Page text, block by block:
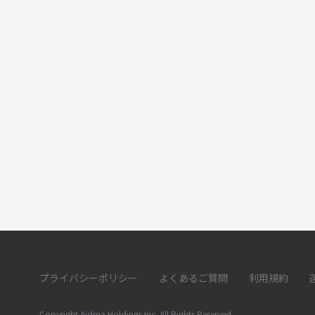
プライバシーポリシー よくあるご質問 利用規約